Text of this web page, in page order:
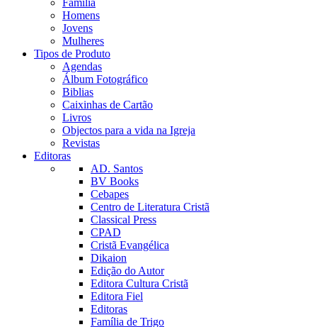
Família
Homens
Jovens
Mulheres
Tipos de Produto
Agendas
Álbum Fotográfico
Biblias
Caixinhas de Cartão
Livros
Objectos para a vida na Igreja
Revistas
Editoras
AD. Santos
BV Books
Cebapes
Centro de Literatura Cristã
Classical Press
CPAD
Cristã Evangélica
Dikaion
Edição do Autor
Editora Cultura Cristã
Editora Fiel
Editoras
Família de Trigo